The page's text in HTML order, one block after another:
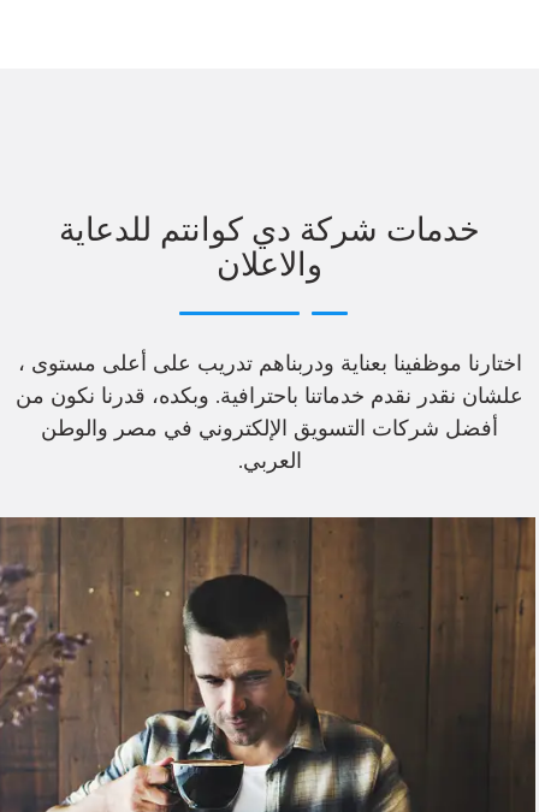
خدمات شركة دي كوانتم للدعاية
والاعلان
اختارنا موظفينا بعناية ودربناهم تدريب على أعلى مستوى ،
علشان نقدر نقدم خدماتنا باحترافية. وبكده، قدرنا نكون من
أفضل شركات التسويق الإلكتروني في مصر والوطن
العربي.